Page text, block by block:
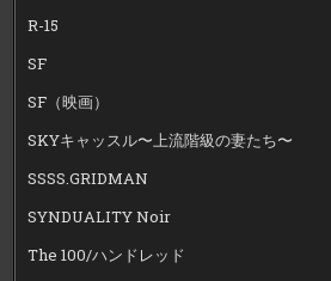
R-15
SF
SF（映画）
SKYキャッスル〜上流階級の妻たち〜
SSSS.GRIDMAN
SYNDUALITY Noir
The 100/ハンドレッド